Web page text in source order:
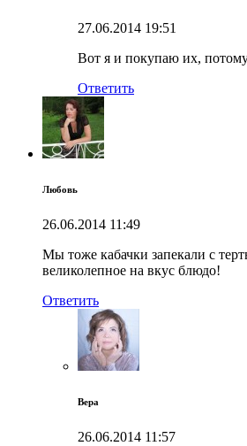
27.06.2014 19:51
Вот я и покупаю их,
Ответить
Любовь
26.06.2014 11:49
Мы тоже кабачки запекали с
великолепное на вкус блюдо!
Ответить
Вера
26.06.2014 11:57